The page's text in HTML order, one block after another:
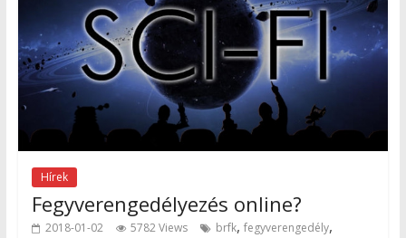
Hírek
Fegyverengedélyezés online?
2018-01-02 5782 Views brfk, fegyverengedély,